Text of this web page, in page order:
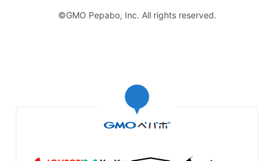
©GMO Pepabo, Inc. All rights reserved.